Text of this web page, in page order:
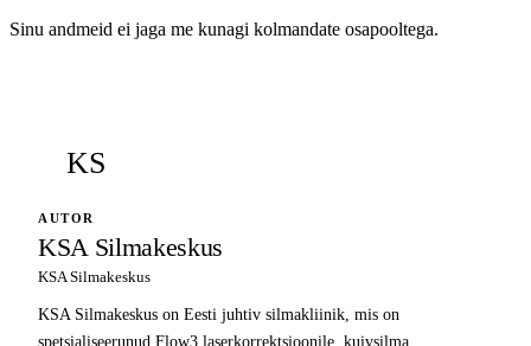
Sinu andmeid ei jaga me kunagi kolmandate osapooltega.
KS
AUTOR
KSA Silmakeskus
KSA Silmakeskus
KSA Silmakeskus on Eesti juhtiv silmakliinik, mis on
spetsialiseerunud Flow3 laserkorrektsioonile, kuivsilma